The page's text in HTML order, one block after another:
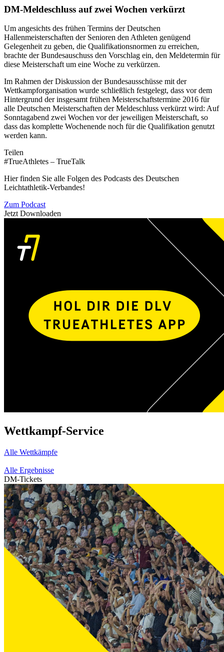
DM-Meldeschluss auf zwei Wochen verkürzt
Um angesichts des frühen Termins der Deutschen
Hallenmeisterschaften der Senioren den Athleten genügend
Gelegenheit zu geben, die Qualifikationsnormen zu erreichen,
brachte der Bundesauschuss den Vorschlag ein, den Meldetermin für
diese Meisterschaft um eine Woche zu verkürzen.
Im Rahmen der Diskussion der Bundesausschüsse mit der
Wettkampforganisation wurde schließlich festgelegt, dass vor dem
Hintergrund der insgesamt frühen Meisterschaftstermine 2016 für
alle Deutschen Meisterschaften der Meldeschluss verkürzt wird: Auf
Sonntagabend zwei Wochen vor der jeweiligen Meisterschaft, so
dass das komplette Wochenende noch für die Qualifikation genutzt
werden kann.
Teilen
#TrueAthletes – TrueTalk
Hier finden Sie alle Folgen des Podcasts des Deutschen
Leichtathletik-Verbandes!
Zum Podcast
Jetzt Downloaden
Wettkampf-Service
Alle Wettkämpfe
Alle Ergebnisse
DM-Tickets